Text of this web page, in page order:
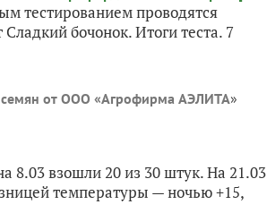
тестированием проводятся
бочонок. Итоги теста. 7
семян от ООО «Агрофирма АЭЛИТА»
8.03 взошли 20 из 30 штук. На 21.03
температуры — ночью +15,